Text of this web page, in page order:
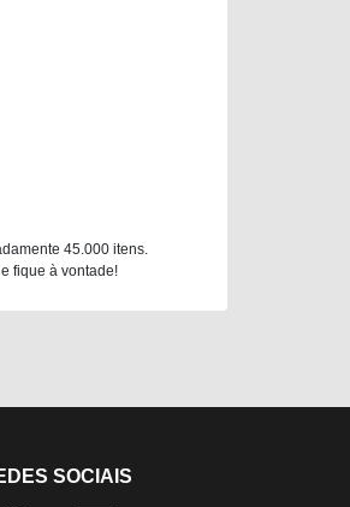
45.000 itens.
fique à vontade!
SOCIAIS